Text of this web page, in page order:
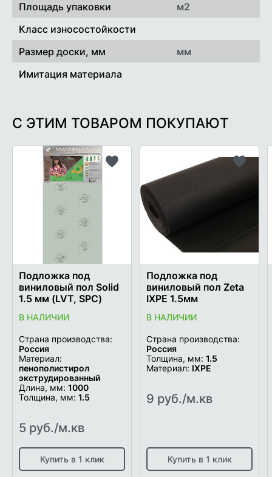
Площадь упаковки
м2
Класс износостойкости
Размер доски, мм
мм
Имитация материала
С ЭТИМ ТОВАРОМ ПОКУПАЮТ
список
желаемого
Подложка под
виниловый пол Solid
1.5 мм (LVT, SPC)
В НАЛИЧИИ
Страна производства:
Россия
Материал:
пенополистирол
экструдированный
Длина, мм: 1000
Толщина, мм: 1.5
5 руб./м.кв
Купить в 1 клик
в
Подложка под
виниловый пол Zeta
IXPE 1.5мм
В НАЛИЧИИ
Страна производства:
Россия
Толщина, мм: 1.5
Материал: IXPE
9 руб./м.кв
Купить в 1 клик